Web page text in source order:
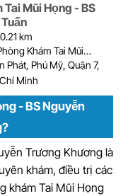
Mũi Họng - BS
km
Khám Tai Mũi
Phát, Phú Mỹ, Quận 7,
Minh
- BS Nguyễn
Trương Khương là
khám, điều trị các
khám Tai Mũi Họng